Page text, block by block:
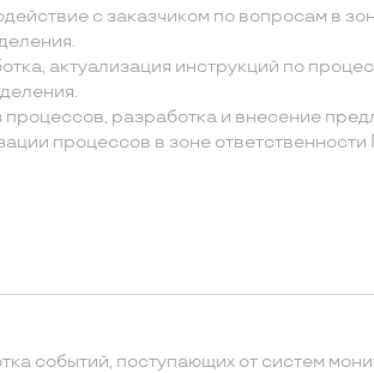
с заказчиком по вопросам в
актуализация инструкций по
процессов, разработка и внесение
процессов в зоне
событий, поступающих от систем